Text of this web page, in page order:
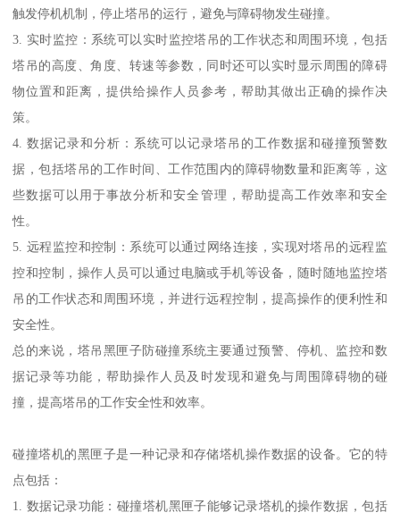
触发停机机制，停止塔吊的运行，避免与障碍物发生碰撞。
3. 实时监控：系统可以实时监控塔吊的工作状态和周围环境，包括
塔吊的高度、角度、转速等参数，同时还可以实时显示周围的障碍
物位置和距离，提供给操作人员参考，帮助其做出正确的操作决
策。
4. 数据记录和分析：系统可以记录塔吊的工作数据和碰撞预警数
据，包括塔吊的工作时间、工作范围内的障碍物数量和距离等，这
些数据可以用于事故分析和安全管理，帮助提高工作效率和安全
性。
5. 远程监控和控制：系统可以通过网络连接，实现对塔吊的远程监
控和控制，操作人员可以通过电脑或手机等设备，随时随地监控塔
吊的工作状态和周围环境，并进行远程控制，提高操作的便利性和
安全性。
总的来说，塔吊黑匣子防碰撞系统主要通过预警、停机、监控和数
据记录等功能，帮助操作人员及时发现和避免与周围障碍物的碰
撞，提高塔吊的工作安全性和效率。
碰撞塔机的黑匣子是一种记录和存储塔机操作数据的设备。它的特
点包括：
1. 数据记录功能：碰撞塔机黑匣子能够记录塔机的操作数据，包括